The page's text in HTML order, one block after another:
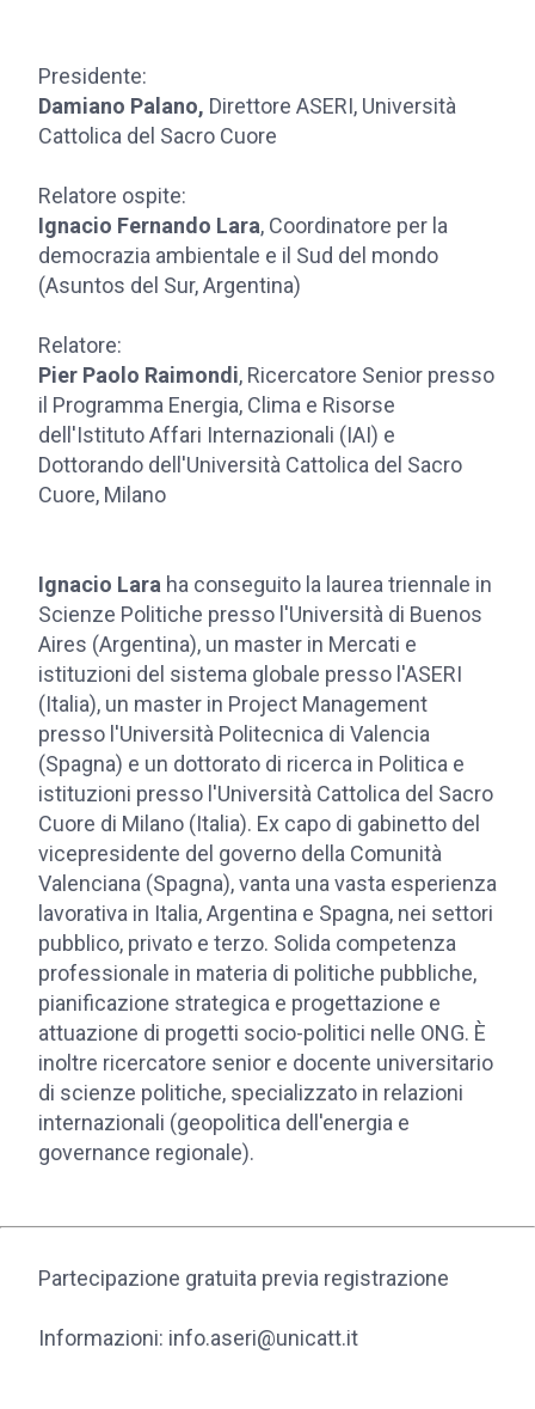
Presidente:
Damiano Palano, Direttore ASERI, Università
Cattolica del Sacro Cuore
Relatore ospite:
Ignacio Fernando Lara, Coordinatore per la
democrazia ambientale e il Sud del mondo
(Asuntos del Sur, Argentina)
Relatore:
Pier Paolo Raimondi, Ricercatore Senior presso
il Programma Energia, Clima e Risorse
dell'Istituto Affari Internazionali (IAI) e
Dottorando dell'Università Cattolica del Sacro
Cuore, Milano
Ignacio Lara ha conseguito la laurea triennale in
Scienze Politiche presso l'Università di Buenos
Aires (Argentina), un master in Mercati e
istituzioni del sistema globale presso l'ASERI
(Italia), un master in Project Management
presso l'Università Politecnica di Valencia
(Spagna) e un dottorato di ricerca in Politica e
istituzioni presso l'Università Cattolica del Sacro
Cuore di Milano (Italia). Ex capo di gabinetto del
vicepresidente del governo della Comunità
Valenciana (Spagna), vanta una vasta esperienza
lavorativa in Italia, Argentina e Spagna, nei settori
pubblico, privato e terzo. Solida competenza
professionale in materia di politiche pubbliche,
pianificazione strategica e progettazione e
attuazione di progetti socio-politici nelle ONG. È
inoltre ricercatore senior e docente universitario
di scienze politiche, specializzato in relazioni
internazionali (geopolitica dell'energia e
governance regionale).
Partecipazione gratuita previa registrazione
Informazioni: info.aseri@unicatt.it